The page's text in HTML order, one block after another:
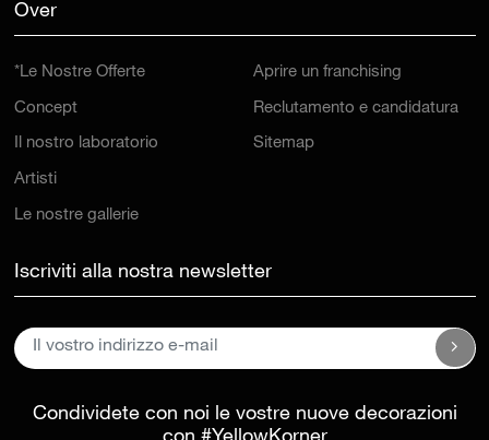
Over
*Le Nostre Offerte
Concept
Il nostro laboratorio
Artisti
Le nostre gallerie
Aprire un franchising
Reclutamento e candidatura
Sitemap
Iscriviti alla nostra newsletter
Condividete con noi le vostre nuove decorazioni